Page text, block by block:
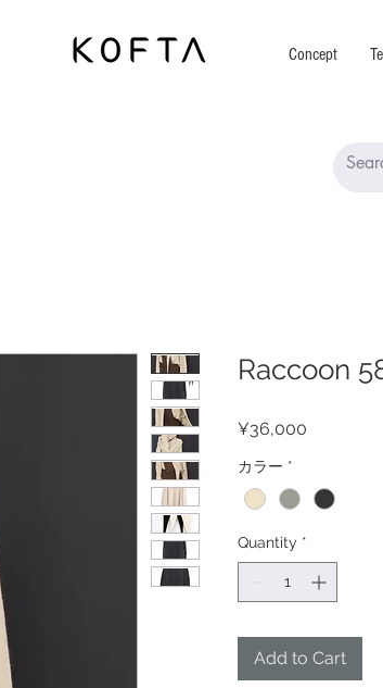
Concept
Raccoon
¥36,000
カラー *
Quantity *
Add to Cart